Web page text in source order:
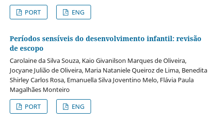
PORT
ENG
Períodos sensíveis do desenvolvimento infantil: revisão
de escopo
Carolaine da Silva Souza, Kaio Givanilson Marques de Oliveira,
Jocyane Julião de Oliveira, Maria Nataniele Queiroz de Lima, Benedita
Shirley Carlos Rosa, Emanuella Silva Joventino Melo, Flávia Paula
Magalhães Monteiro
PORT
ENG